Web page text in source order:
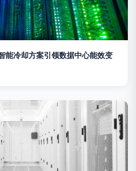
能冷却方案引领数据中心能效变